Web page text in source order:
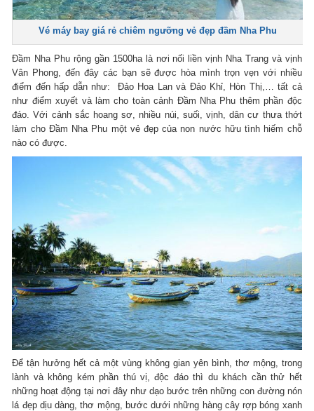
Vé máy bay giá rẻ chiêm ngưỡng vẻ đẹp đầm Nha Phu
Đầm Nha Phu rộng gần 1500ha là nơi nối liền vịnh Nha Trang và vịnh
Vân Phong, đến đây các bạn sẽ được hòa mình trọn vẹn với nhiều
điểm đến hấp dẫn như: Đảo Hoa Lan và Đảo Khỉ, Hòn Thị,… tất cả
như điểm xuyết và làm cho toàn cảnh Đầm Nha Phu thêm phần độc
đáo. Với cảnh sắc hoang sơ, nhiều núi, suối, vịnh, dân cư thưa thớt
làm cho Đầm Nha Phu một vẻ đẹp của non nước hữu tình hiếm chỗ
nào có được.
Để tận hưởng hết cả một vùng không gian yên bình, thơ mộng, trong
lành và không kém phần thú vị, độc đáo thì du khách cần thử hết
những hoạt động tại nơi đây như dạo bước trên những con đường nón
lá đẹp dịu dàng, thơ mộng, bước dưới những hàng cây rợp bóng xanh